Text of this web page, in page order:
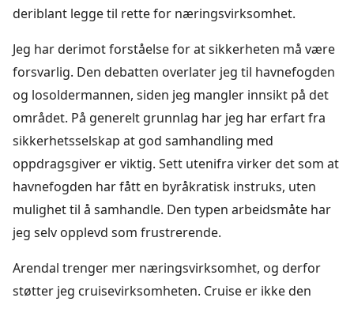
deriblant legge til rette for næringsvirksomhet.
Jeg har derimot forståelse for at sikkerheten må være
forsvarlig. Den debatten overlater jeg til havnefogden
og losoldermannen, siden jeg mangler innsikt på det
området. På generelt grunnlag har jeg har erfart fra
sikkerhetsselskap at god samhandling med
oppdragsgiver er viktig. Sett utenifra virker det som at
havnefogden har fått en byråkratisk instruks, uten
mulighet til å samhandle. Den typen arbeidsmåte har
jeg selv opplevd som frustrerende.
Arendal trenger mer næringsvirksomhet, og derfor
støtter jeg cruisevirksomheten. Cruise er ikke den